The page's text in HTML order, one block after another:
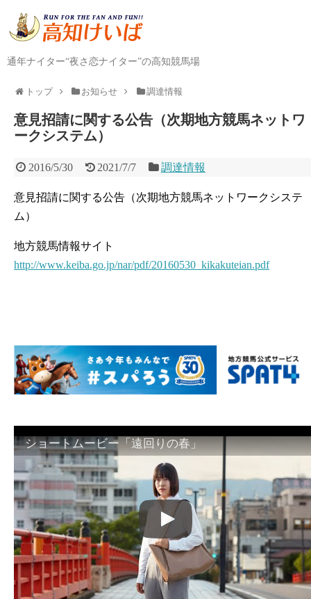
通年ナイター“夜さ恋ナイター”の高知競馬場
トップ お知らせ 調達情報
意見招請に関する公告（次期地方競馬ネットワ
ークシステム）
2016/5/30 2021/7/7 調達情報
意見招請に関する公告（次期地方競馬ネットワークシステ
ム）
地方競馬情報サイト
http://www.keiba.go.jp/nar/pdf/20160530_kikakuteian.pdf
ショートムービー「遠回りの春」